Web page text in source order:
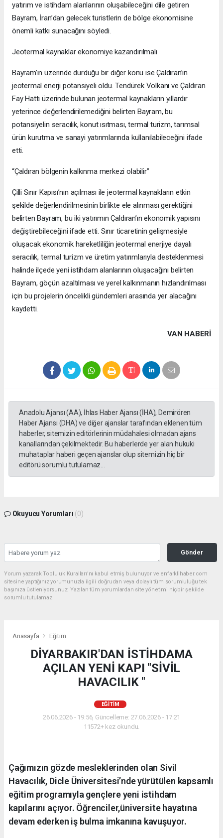
yatırım ve istihdam alanlarının oluşabileceğini dile getiren
Bayram, İran’dan gelecek turistlerin de bölge ekonomisine
önemli katkı sunacağını söyledi.
Jeotermal kaynaklar ekonomiye kazandırılmalı
Bayram’ın üzerinde durduğu bir diğer konu ise Çaldıran’ın
jeotermal enerji potansiyeli oldu. Tendürek Volkanı ve Çaldıran
Fay Hattı üzerinde bulunan jeotermal kaynakların yıllardır
yeterince değerlendirilemediğini belirten Bayram, bu
potansiyelin seracılık, konut ısıtması, termal turizm, tarımsal
ürün kurutma ve sanayi yatırımlarında kullanılabileceğini ifade
etti.
“Çaldıran bölgenin kalkınma merkezi olabilir”
Çilli Sınır Kapısı’nın açılması ile jeotermal kaynakların etkin
şekilde değerlendirilmesinin birlikte ele alınması gerektiğini
belirten Bayram, bu iki yatırımın Çaldıran’ın ekonomik yapısını
değiştirebileceğini ifade etti. Sınır ticaretinin gelişmesiyle
oluşacak ekonomik hareketliliğin jeotermal enerjiye dayalı
seracılık, termal turizm ve üretim yatırımlarıyla desteklenmesi
halinde ilçede yeni istihdam alanlarının oluşacağını belirten
Bayram, göçün azaltılması ve yerel kalkınmanın hızlandırılması
için bu projelerin öncelikli gündemleri arasında yer alacağını
kaydetti.
VAN HABERİ
Anadolu Ajansı (AA), İhlas Haber Ajansı (İHA), Demirören
Haber Ajansı (DHA) ve diğer ajanslar tarafından eklenen tüm
haberler, sitemizin editörlerinin müdahalesi olmadan ajans
kanallarından çekilmektedir. Bu haberlerde yer alan hukuki
muhataplar haberi geçen ajanslar olup sitemizin hiç bir
editörü sorumlu tutulamaz...
Okuyucu Yorumları (0)
Gönder
Yorum yazarak Topluluk Kuralları’nı kabul etmiş bulunuyor ve enfarklihaber.com
sitesine yaptığınız yorumunuzla ilgili doğrudan veya dolaylı tüm sorumluluğu tek
başınıza üstleniyorsunuz. Yazılan tüm yorumlardan site yönetimi hiçbir şekilde
sorumlu tutulamaz.
Anasayfa Eğitim
DİYARBAKIR'DAN İSTİHDAMA
AÇILAN YENİ KAPI "SİVİL
HAVACILIK "
EĞITIM
26.06.2026 - 19:56, Güncelleme: 27.06.2026 - 17:21
11572+ kez okundu.
Çağımızın gözde mesleklerinden olan Sivil
Havacılık, Dicle Üniversitesi’nde yürütülen kapsamlı
eğitim programıyla gençlere yeni istihdam
kapılarını açıyor. Öğrenciler,üniversite hayatına
devam ederken iş bulma imkanına kavuşuyor.